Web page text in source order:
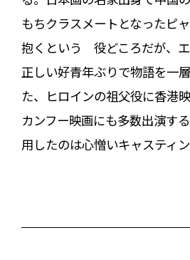
もちクラスメートとなったピ
抱くという 役どころだが、
正しい好青年ぶりで物語を一
た、ヒロインの祖父役に香港
カンフー映画にも多数出演す
用したのは心憎いキャスティン